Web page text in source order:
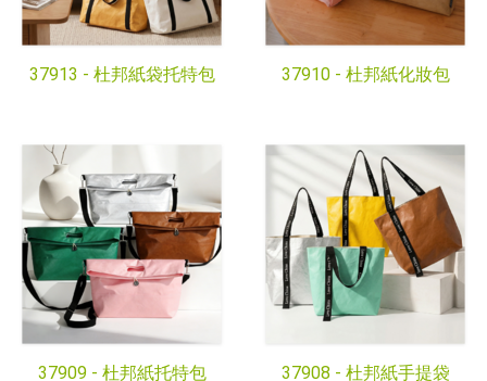
37913 - 杜邦紙袋托特包 37910 - 杜邦紙化妝包
37909 - 杜邦紙托特包 37908 - 杜邦紙手提袋